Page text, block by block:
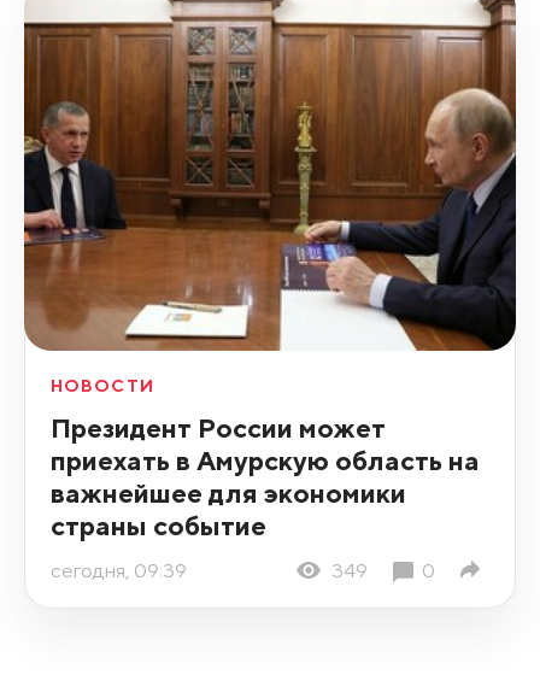
НОВОСТИ
Президент России может
приехать в Амурскую область на
важнейшее для экономики
страны событие
сегодня, 09:39 349 0